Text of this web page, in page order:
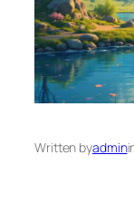
Written byadmin